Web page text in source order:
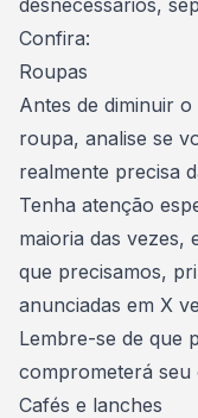
desnecessários,
Confira:
Roupas
Antes de diminuir
roupa, analise se
realmente precisa
Tenha atenção
maioria das vezes,
que precisamos,
anunciadas em X
Lembre-se de que
comprometerá
Cafés e lanches